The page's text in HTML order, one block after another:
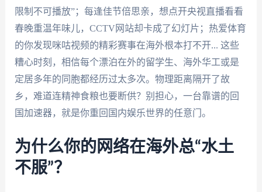
限制不可播放”；每逢佳节倍思亲，想点开央视直播看看
春晚重温年味儿，CCTV网站却卡成了幻灯片；热爱体育
的你发现咪咕视频的精彩赛事在海外根本打不开... 这些
糟心时刻，相信每个漂泊在外的留学生、海外华工或是
定居多年的同胞都经历过太多次。物理距离隔开了故
乡，难道连精神食粮也要断供？别担心，一台靠谱的回
国加速器，就是你重回国内娱乐世界的任意门。
为什么你的网络在海外总“水土
不服”？